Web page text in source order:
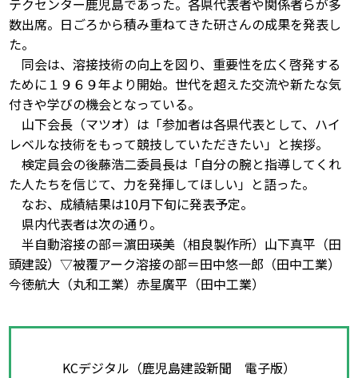
テクセンター鹿児島であった。各県代表者や関係者らが多
数出席。日ごろから積み重ねてきた研さんの成果を発表し
た。
同会は、溶接技術の向上を図り、重要性を広く啓発する
ために１９６９年より開始。世代を超えた交流や新たな気
付きや学びの機会となっている。
山下会長（マツオ）は「参加者は各県代表として、ハイ
レベルな技術をもって競技していただきたい」と挨拶。
検定員会の後藤浩二委員長は「自分の腕と指導してくれ
た人たちを信じて、力を発揮してほしい」と語った。
なお、成績結果は10月下旬に発表予定。
県内代表者は次の通り。
半自動溶接の部＝濵田瑛美（相良製作所）山下真平（田
頭建設）▽被覆アーク溶接の部＝田中悠一郎（田中工業）
今徳航大（丸和工業）赤星廣平（田中工業）
KCデジタル（鹿児島建設新聞 電子版）